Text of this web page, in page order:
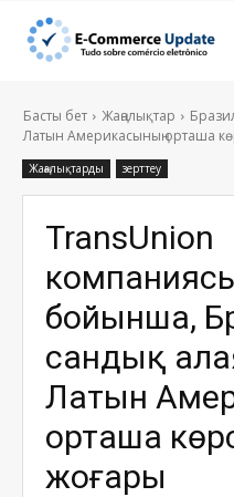
Басты бет Жаңалықтар
Латын Америкасының орташа
Жаңалықтарды зерттеу
TransUnion
бойынша,
сандық
Латын
орташа
жоғары